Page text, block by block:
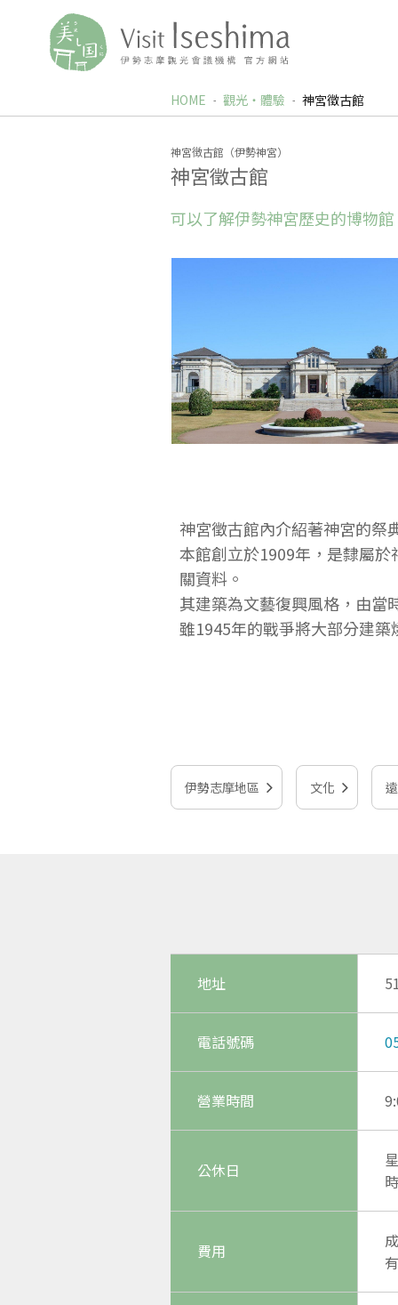
HOME 觀光‧體驗 神宮徵古館
神宮徴古館（伊勢神宮）
神宮徵古館
可以了解伊勢神宮歷史的博物館
神宮徵古館內介紹著神宮的祭
本館創立於1909年，是隸屬
關資料。
其建築為文藝復興風格，由
雖1945年的戰爭將大部分建
伊勢志摩地區 文化
地址
電話號碼
營業時間
公休日
費用